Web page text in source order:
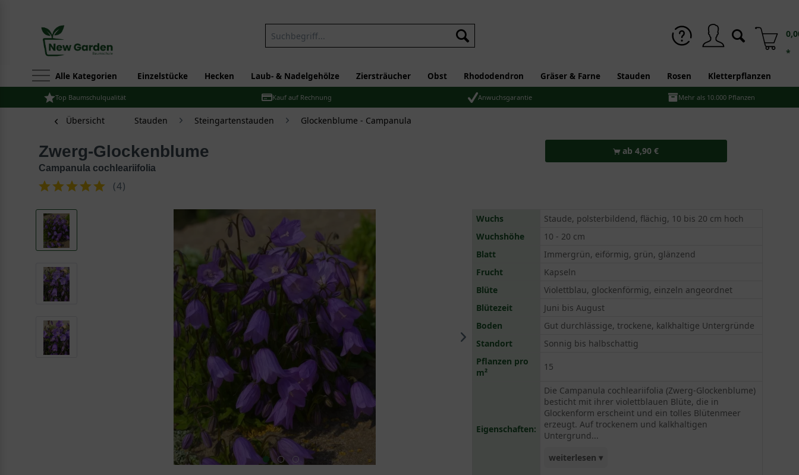
*
Alle Kategorien Einzelstücke Hecken Laub- & Nadelgehölze Ziersträucher Obst Rhododendron Gräser & Farne Stauden Rosen Kletterpflanzen
Top Baumschulqualität Kauf auf Rechnung Anwuchsgarantie Mehr als 10.000 Pflanzen
Übersicht Stauden Steingartenstauden Glockenblume - Campanula
Zwerg-Glockenblume
Campanula cochleariifolia
(4)
ab 4,90 €
Wuchs
Staude, polsterbildend, flächig, 10 bis 20 cm hoch
Wuchshöhe
10 - 20 cm
Blatt
Immergrün, eiförmig, grün, glänzend
Frucht
Kapseln
Blüte
Violettblau, glockenförmig, einzeln angeordnet
Blütezeit
Juni bis August
Boden
Gut durchlässige, trockene, kalkhaltige Untergründe
Standort
Sonnig bis halbschattig
Pflanzen pro
m²
15
Eigenschaften:
Die Campanula cochleariifolia (Zwerg-Glockenblume)
besticht mit ihrer violettblauen Blüte, die in
Glockenform erscheint und ein tolles Blütenmeer
erzeugt. Auf trockenem und kalkhaltigen
Untergrund...
weiterlesen ▾